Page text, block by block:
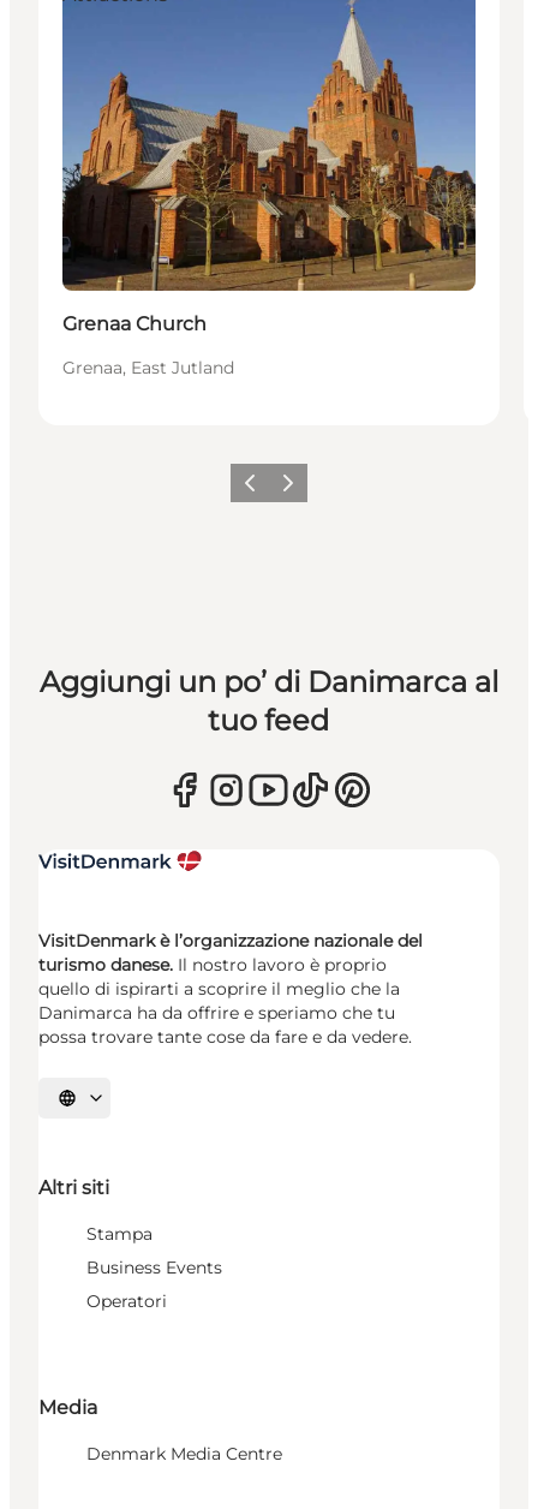
Grenaa Church
Grenaa, East Jutland
Precedente
Avanti
Aggiungi un po’ di Danimarca al
tuo feed
VisitDenmark è l’organizzazione nazionale del
turismo danese. Il nostro lavoro è proprio
quello di ispirarti a scoprire il meglio che la
Danimarca ha da offrire e speriamo che tu
possa trovare tante cose da fare e da vedere.
Seleziona la lingua
Altri siti
Stampa
Business Events
Operatori
Media
Denmark Media Centre